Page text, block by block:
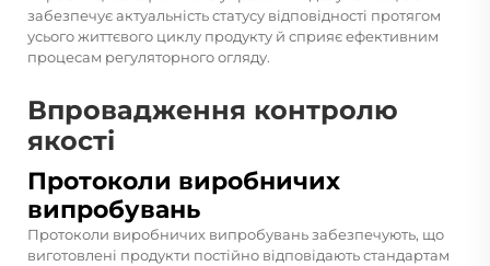
забезпечує актуальність статусу відповідності протягом
усього життєвого циклу продукту й сприяє ефективним
процесам регуляторного огляду.
Впровадження контролю
якості
Протоколи виробничих
випробувань
Протоколи виробничих випробувань забезпечують, що
виготовлені продукти постійно відповідають стандартам